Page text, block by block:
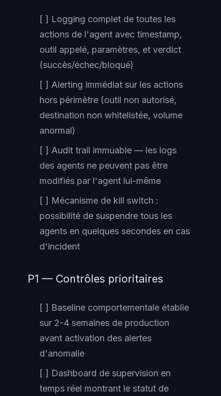
[ ] Logging complet de toutes les
actions de l'agent avec timestamp,
outil appelé, paramètres, et verdict
(succès/échec/bloqué)
[ ] Alerting immédiat sur les actions
hors périmètre (outil non autorisé,
destination non whitelistée, volume
anormal)
[ ] Audit trail immuable — les logs
des agents ne peuvent pas être
modifiés par l'agent lui-même
[ ] Mécanisme de kill switch :
possibilité de suspendre tous les
agents en quelques secondes en cas
d'incident
P1 — Contrôles prioritaires
[ ] Baseline comportementale établie
sur 2-4 semaines de production
avant activation des alertes
d'anomalie
[ ] Dashboard de supervision en
temps réel montrant le statut de